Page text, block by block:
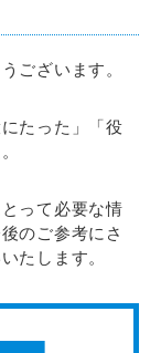
ございます。
たった」「役
って必要な情
のご参考にさ
たします。